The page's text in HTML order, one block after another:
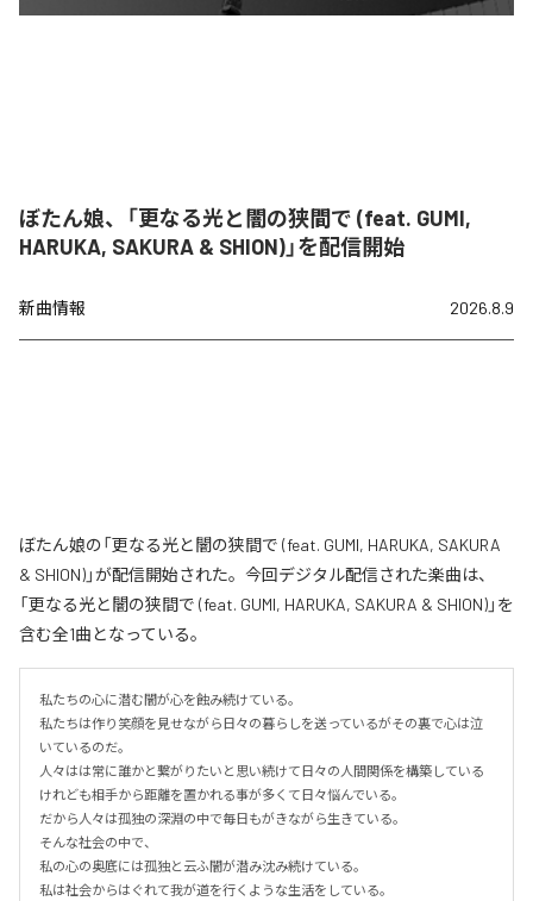
ぼたん娘、「更なる光と闇の狭間で (feat. GUMI,
HARUKA, SAKURA & SHION)」を配信開始
新曲情報 2026.8.9
ぼたん娘の「更なる光と闇の狭間で (feat. GUMI, HARUKA, SAKURA
& SHION)」が配信開始された。今回デジタル配信された楽曲は、
「更なる光と闇の狭間で (feat. GUMI, HARUKA, SAKURA & SHION)」を
含む全1曲となっている。
私たちの心に潜む闇が心を蝕み続けている。
私たちは作り笑顔を見せながら日々の暮らしを送っているがその裏で心は泣
いているのだ。
人々はは常に誰かと繋がりたいと思い続けて日々の人間関係を構築している
けれども相手から距離を置かれる事が多くて日々悩んでいる。
だから人々は孤独の深淵の中で毎日もがきながら生きている。
そんな社会の中で、
私の心の奥底には孤独と云ふ闇が潜み沈み続けている。
私は社会からはぐれて我が道を行くような生活をしている。